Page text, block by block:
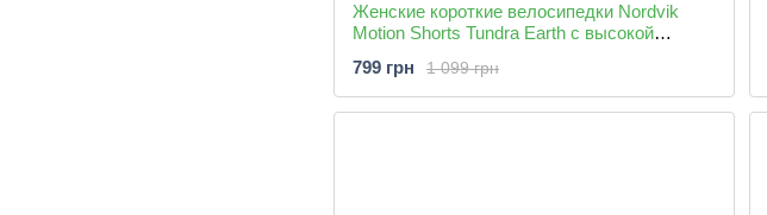
Женские короткие велосипедки Nordvik
Motion Shorts Tundra Earth с высокой
рубчик
1 099 грн
799 грн